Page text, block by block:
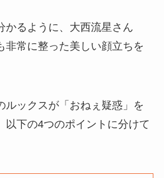
かるように、大西流星さん
非常に整った美しい顔立ちを
ルックスが「おねぇ疑惑」を
以下の4つのポイントに分けて